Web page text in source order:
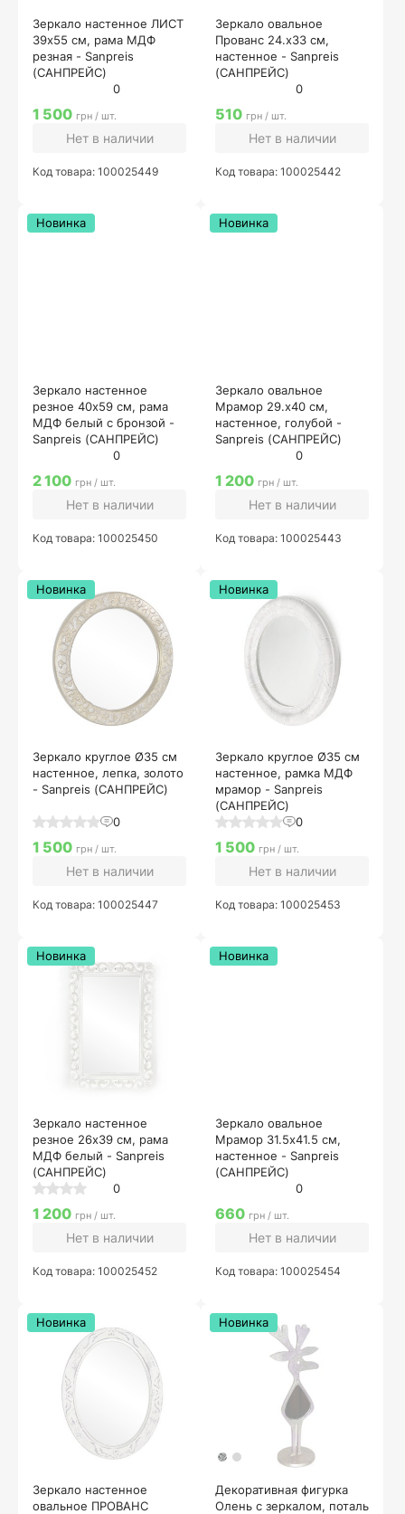
Зеркало настенное ЛИСТ
39х55 см, рама МДФ
резная - Sanpreis
(САНПРЕЙС)
0
1 500 грн / шт.
Нет в наличии
Код товара: 100025449
Зеркало овальное
Прованс 24.х33 см,
настенное - Sanpreis
(САНПРЕЙС)
0
510 грн / шт.
Нет в наличии
Код товара: 100025442
Зеркало настенное
резное 40х59 см, рама
МДФ белый с бронзой -
Sanpreis (САНПРЕЙС)
0
Новинка
2 100 грн / шт.
Нет в наличии
Код товара: 100025450
Зеркало овальное
Мрамор 29.х40 см,
настенное, голубой -
Sanpreis (САНПРЕЙС)
0
Новинка
1 200 грн / шт.
Нет в наличии
Код товара: 100025443
Зеркало круглое Ø35 см
настенное, лепка, золото
- Sanpreis (САНПРЕЙС)
0
Новинка
1 500 грн / шт.
Нет в наличии
Код товара: 100025447
Зеркало круглое Ø35 см
настенное, рамка МДФ
мрамор - Sanpreis
(САНПРЕЙС)
0
Новинка
1 500 грн / шт.
Нет в наличии
Код товара: 100025453
Зеркало настенное
резное 26х39 см, рама
МДФ белый - Sanpreis
(САНПРЕЙС)
0
Новинка
1 200 грн / шт.
Нет в наличии
Код товара: 100025452
Зеркало овальное
Мрамор 31.5х41.5 см,
настенное - Sanpreis
(САНПРЕЙС)
0
Новинка
660 грн / шт.
Нет в наличии
Код товара: 100025454
Зеркало настенное
овальное ПРОВАНС
Новинка
Декоративная фигурка
Олень с зеркалом, поталь
Новинка